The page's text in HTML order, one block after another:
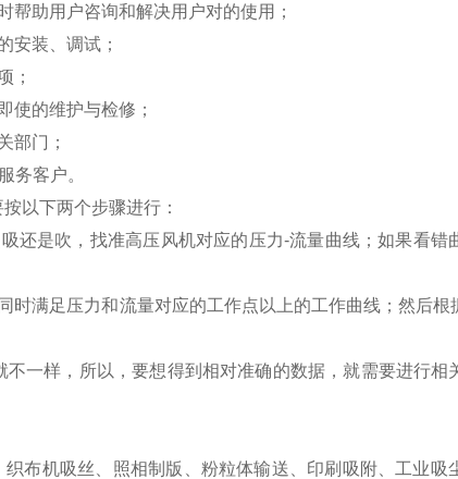
帮助用户咨询和解决用户对的使用；
安装、调试；
；
使的维护与检修；
部门；
务客户。
以下两个步骤进行：
还是吹，找准高压风机对应的压力-流量曲线；如果看错
时满足压力和流量对应的工作点以上的工作曲线；然后根
一样，所以，要想得到相对准确的数据，就需要进行相
布机吸丝、照相制版、粉粒体输送、印刷吸附、工业吸